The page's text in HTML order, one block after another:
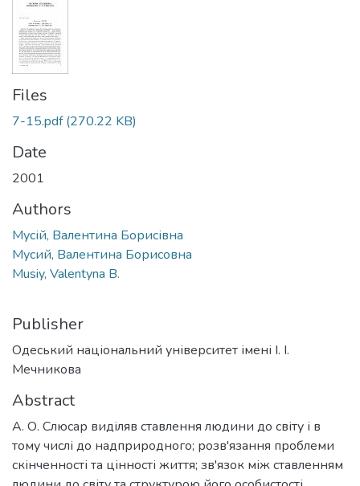
Files
7-15.pdf(270.22 KB)
Date
2001
Authors
Мусій, Валентина Борисівна
Мусий, Валентина Борисовна
Musiy, Valentyna B.
Publisher
Одеський національний університет імені І. І.
Мечникова
Abstract
А. О. Слюсар виділяв ставлення людини до світу і в
тому числі до надприродного; розв'язання проблеми
скінченності та цінності життя; зв'язок між ставленням